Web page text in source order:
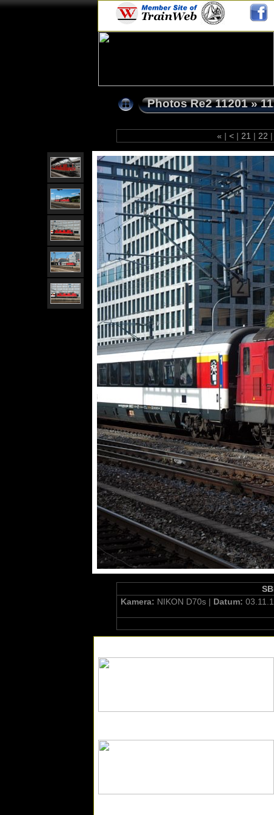
Photos Re2 11201»
« | < | 21 | 22 |
Kamera: NIKON D70s | Datum: